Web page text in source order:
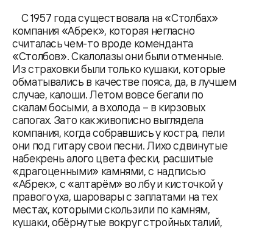
С 1957 года существовала на «Столбах»
компания «Абрек», которая негласно
считалась чем-то вроде коменданта
«Столбов». Скалолазы они были отменные.
Из страховки были только кушаки, которые
обматывались в качестве пояса, да, в лучшем
случае, калоши. Летом вовсе бегали по
скалам босыми, а в холода – в кирзовых
сапогах. Зато как живописно выглядела
компания, когда собравшись у костра, пели
они под гитару свои песни. Лихо сдвинутые
набекрень алого цвета фески, расшитые
«драгоценными» камнями, с надписью
«Абрек», с «алтарём» во лбу и кисточкой у
правого уха, шаровары с заплатами на тех
местах, которыми скользили по камням,
кушаки, обёрнутые вокруг стройных талий,